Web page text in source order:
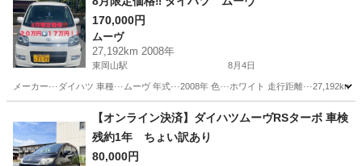
170,000円
ムーヴ
27,192km 2008年
東岡山駅 8月4日
メーカー···ダイハツ 車種···ムーヴ 年式···2008年 色···ホワイト 走行距離
東岡山駅 ムーヴ ミッション
【オンライン決済】ダイハツムーヴRSターボ 車検
残約1年 ちょい訳あり
80,000円